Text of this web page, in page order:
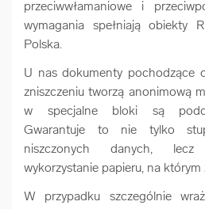
przeciwwłamaniowe i
wymagania spełniają obiekty
Polska.
U nas dokumenty pochodzące
zniszczeniu tworzą anonimową
w specjalne bloki są
Gwarantuje to nie tylko
niszczonych danych,
wykorzystanie papieru, na którym
W przypadku szczególnie